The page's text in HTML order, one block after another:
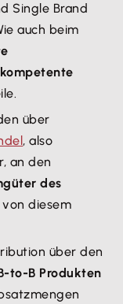
Single Brand
auch beim
über
, also
an den
des
diesem
über den
to-B Produkten